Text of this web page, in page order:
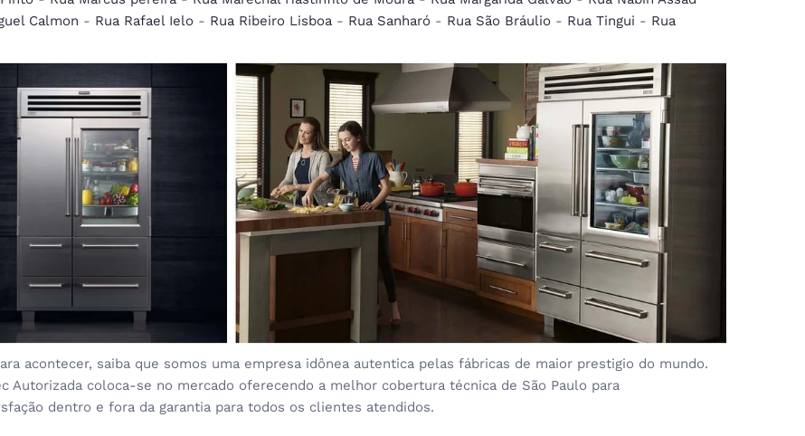
Calmon - Rua Rafael Ielo - Rua Ribeiro Lisboa - Rua Sanharó - Rua São Bráulio - Rua Tingui - Rua
acontecer, saiba que somos uma empresa idônea autentica pelas fábricas de maior prestigio do mundo.
Autorizada coloca-se no mercado oferecendo a melhor cobertura técnica de São Paulo para
dentro e fora da garantia para todos os clientes atendidos.